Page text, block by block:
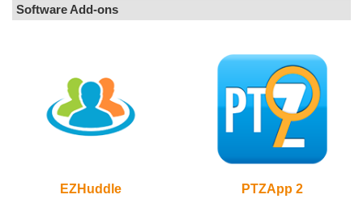
Software Add-ons
EZHuddle PTZApp 2